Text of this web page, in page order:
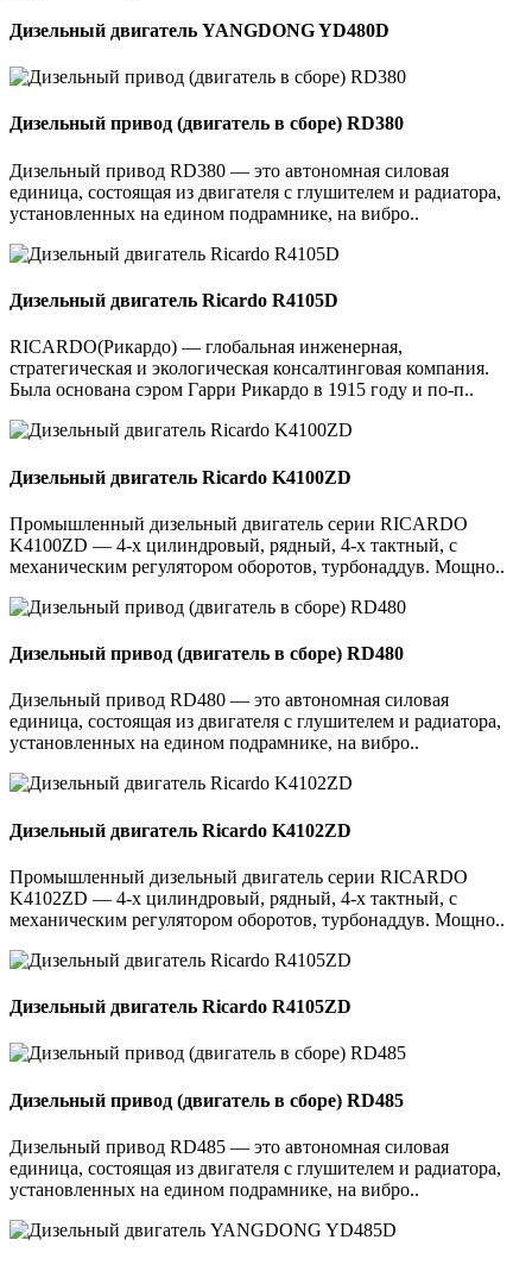
Дизельный двигатель YANGDONG YD480D
Дизельный привод (двигатель в сборе) RD380
Дизельный привод RD380 — это автономная силовая
единица, состоящая из двигателя с глушителем и радиатора,
установленных на едином подрамнике, на вибро..
Дизельный двигатель Ricardo R4105D
RICARDO(Рикардо) — глобальная инженерная,
стратегическая и экологическая консалтинговая компания.
Была основана сэром Гарри Рикардо в 1915 году и по-п..
Дизельный двигатель Ricardo K4100ZD
Промышленный дизельный двигатель серии RICARDO
K4100ZD — 4-х цилиндровый, рядный, 4-х тактный, с
механическим регулятором оборотов, турбонаддув. Мощно..
Дизельный привод (двигатель в сборе) RD480
Дизельный привод RD480 — это автономная силовая
единица, состоящая из двигателя с глушителем и радиатора,
установленных на едином подрамнике, на вибро..
Дизельный двигатель Ricardo K4102ZD
Промышленный дизельный двигатель серии RICARDO
K4102ZD — 4-х цилиндровый, рядный, 4-х тактный, с
механическим регулятором оборотов, турбонаддув. Мощно..
Дизельный двигатель Ricardo R4105ZD
Дизельный привод (двигатель в сборе) RD485
Дизельный привод RD485 — это автономная силовая
единица, состоящая из двигателя с глушителем и радиатора,
установленных на едином подрамнике, на вибро..